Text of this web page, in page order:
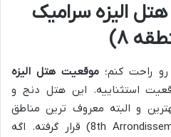
هتل الیزه سرامیک
۸)
راحت کنم؛ موقعیت هتل الیزه
استثناییه. این هتل دنج و
و البته معروف ترین مناطق
پاریس، یعنی منطقه ۸ (8th Arrondissement) قرار گرفته. اگه